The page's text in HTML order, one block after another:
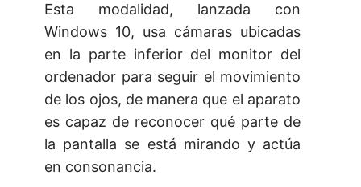
Esta modalidad, lanzada con
Windows 10, usa cámaras ubicadas
en la parte inferior del monitor del
ordenador para seguir el movimiento
de los ojos, de manera que el aparato
es capaz de reconocer qué parte de
la pantalla se está mirando y actúa
en consonancia.